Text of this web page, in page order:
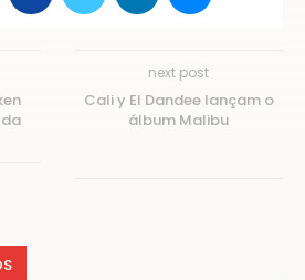
next post
Cali y El Dandee lançam o
álbum Malibu